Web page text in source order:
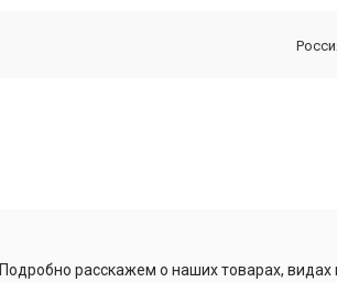
Подробно расскажем о наших товарах, видах